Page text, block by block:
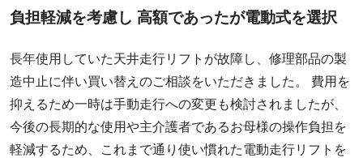
負担軽減を考慮し 高額であったが電動式を選択
長年使用していた天井走行リフトが故障し、修理部品の製
造中止に伴い買い替えのご相談をいただきました。 費用を
抑えるため一時は手動走行への変更も検討されましたが、
今後の長期的な使用や主介護者であるお母様の操作負担を
軽減するため、これまで通り使い慣れた電動走行リフトを